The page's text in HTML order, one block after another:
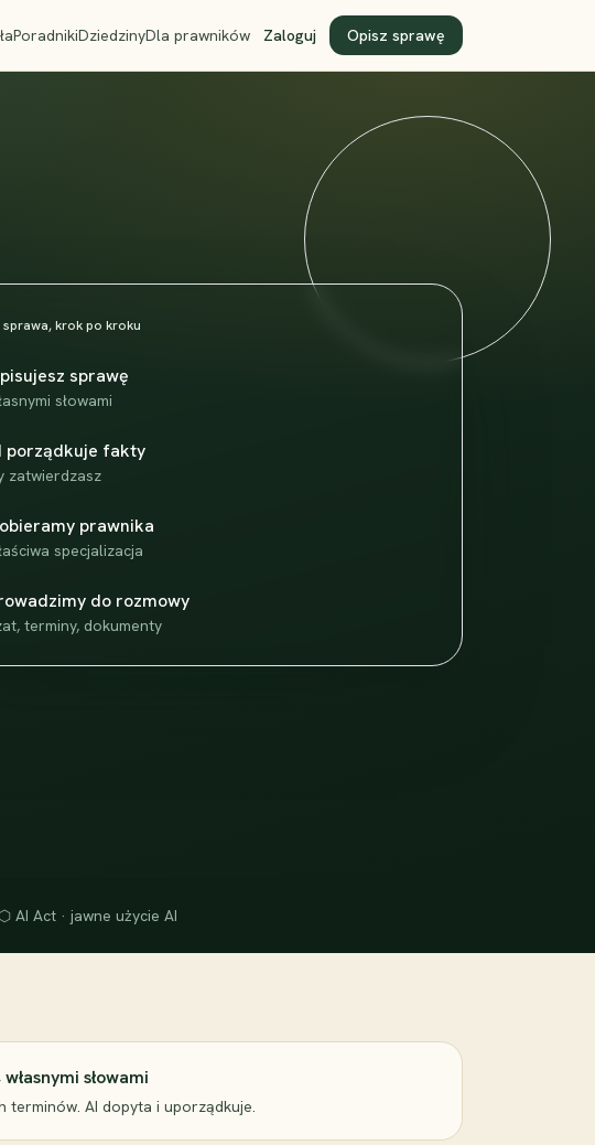
PoradnikiDziedzinyDla prawników Zaloguj Opisz sprawę
krok po kroku
sprawę
słowami
porządkuje fakty
zatwierdzasz
prawnika
specjalizacja
do rozmowy
terminy, dokumenty
⬡ AI Act · jawne użycie AI
słowami
terminów. AI dopyta i uporządkuje.